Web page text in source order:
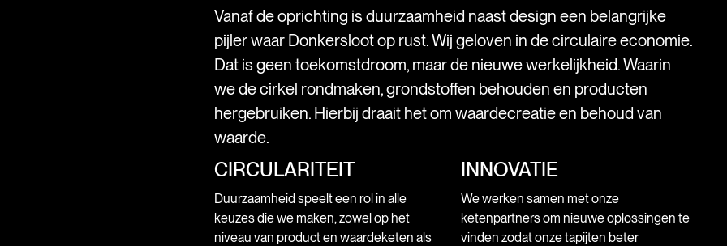
Vanaf de oprichting is duurzaamheid naast design een belangrijke
pijler waar Donkersloot op rust. Wij geloven in de circulaire economie.
Dat is geen toekomstdroom, maar de nieuwe werkelijkheid. Waarin
we de cirkel rondmaken, grondstoffen behouden en producten
hergebruiken. Hierbij draait het om waardecreatie en behoud van
waarde.
CIRCULARITEIT
Duurzaamheid speelt een rol in alle
keuzes die we maken, zowel op het
niveau van product en waardeketen als
INNOVATIE
We werken samen met onze
ketenpartners om nieuwe oplossingen te
vinden zodat onze tapijten beter